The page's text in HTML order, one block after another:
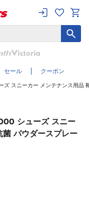
セール クーポン
スニーカー メンテナンス用品
シューズ スニー
パウダースプレー